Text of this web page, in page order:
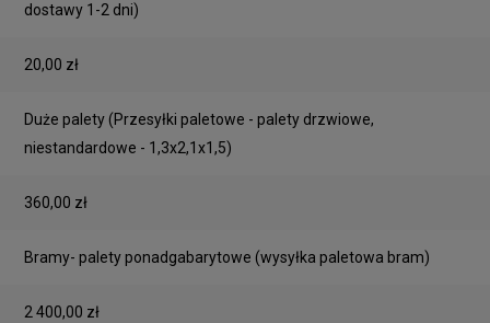
dostawy 1-2 dni)
20,00 zł
Duże palety(Przesyłki paletowe - palety drzwiowe,
niestandardowe - 1,3x2,1x1,5)
360,00 zł
Bramy- palety ponadgabarytowe (wysyłka paletowa bram)
2 400,00 zł